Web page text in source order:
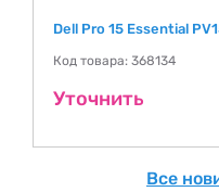
Dell Pro 15 Essential
Код товара: 368134
Уточнить
Все